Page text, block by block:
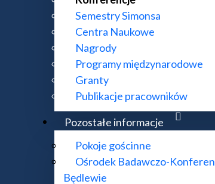
Semestry Simonsa
Centra Naukowe
Nagrody
Programy międzynarodowe
Granty
Publikacje pracowników
Pozostałe informacje
Pokoje gościnne
Ośrodek Badawczo-
Będlewie